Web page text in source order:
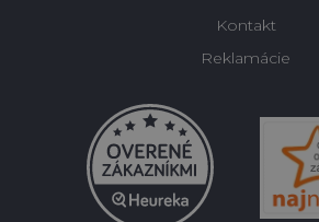
Kontakt
Reklamácie